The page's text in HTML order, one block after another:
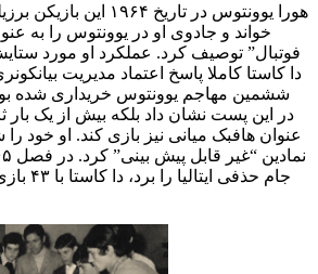
هورا یوونتوس در تاریخ
خواند و جادوی او در یوونتوس را به
فوتبال” توصیف کرد. عملکرد او مورد
دا کاستا کاملا پاسخ اعتماد مدیریت
ششمین مهاجم یوونتوس خریداری شده بود،
در این پست نشان داد بلکه بیش از یک بار
عنوان هافبک میانی نیز بازی کند. او خود